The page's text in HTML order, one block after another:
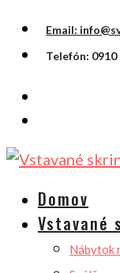
Email:
Telefón: 0910
Domov
Vstavané
Nábytok